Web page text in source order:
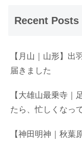
Recent Posts
【月山｜山形】出
届きました
【大雄山最乗寺｜
たら、忙しくなっ
【神田明神｜秋葉